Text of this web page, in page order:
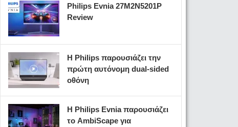
Philips Evnia 27M2N5201P
Review
Η Philips παρουσιάζει την
πρώτη αυτόνομη dual-sided
οθόνη
Η Philips Evnia παρουσιάζει
το AmbiScape για